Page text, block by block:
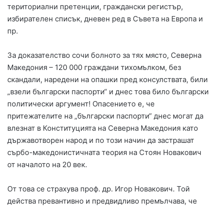
териториални претенции, граждански регистър,
избирателен списък, дневен ред в Съвета на Европа и
пр.
За доказателство сочи болното за тях място, Северна
Македония – 120 000 граждани тихомълком, без
скандали, наредени на опашки пред консулствата, били
„взели български паспорти“ и днес това било български
политически аргумент! Опасението е, че
притежателите на „български паспорти“ днес могат да
влезнат в Конституцията на Северна Македония като
държавотворен народ и по този начин да застрашат
сърбо-македонистичната теория на Стоян Новакович
от началото на 20 век.
От това се страхува проф. др. Игор Новакович. Той
действа превантивно и предвидливо премълчава, че